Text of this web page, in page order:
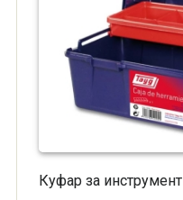
Куфар за